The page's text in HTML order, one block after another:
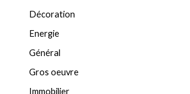
Décoration
Energie
Général
Gros oeuvre
Immobilier